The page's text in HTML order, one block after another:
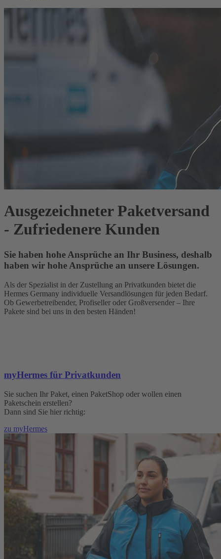
Ausgezeichneter Paketversand
- Zufriedenere Kunden
Sie haben hohe Ansprüche an Ihr Business, deshalb
haben wir hohe Ansprüche an unsere Lösungen.
Als der Spezialist in der Zustellung an Privatkunden bietet die
Hermes Germany individuelle Versandlösungen für jeden Bedarf.
Ob Gewerbetreibender, Profiseller oder Großversender – Ihre
Pakete sind bei uns in den besten Händen!
myHermes für Privatkunden
Sie suchen Ihr Paket, einen PaketShop oder wollen einen
Paketschein erstellen?
Dann sind Sie hier richtig:
zu myHermes